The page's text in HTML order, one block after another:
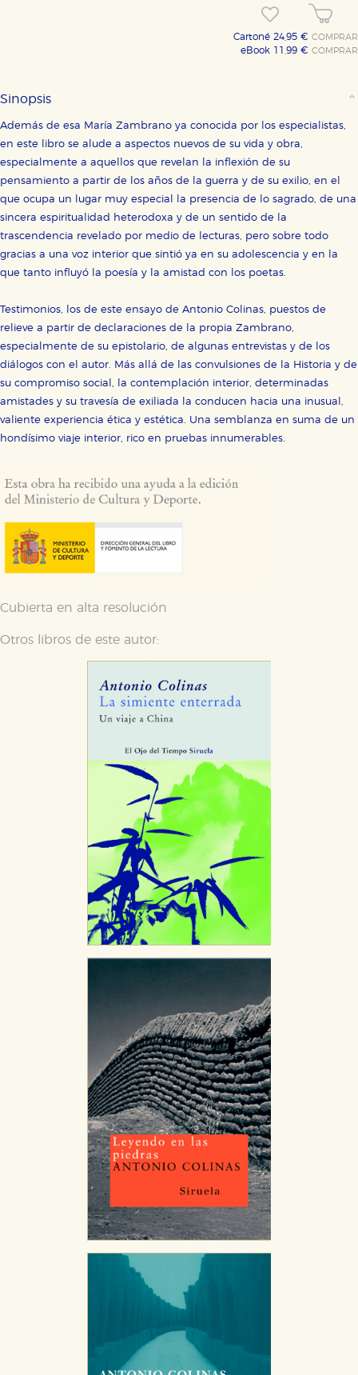
Cartoné 24,95 € COMPRAR
eBook 11,99 € COMPRAR
Sinopsis
Además de esa María Zambrano ya conocida por los especialistas,
en este libro se alude a aspectos nuevos de su vida y obra,
especialmente a aquellos que revelan la inflexión de su
pensamiento a partir de los años de la guerra y de su exilio, en el
que ocupa un lugar muy especial la presencia de lo sagrado, de una
sincera espiritualidad heterodoxa y de un sentido de la
trascendencia revelado por medio de lecturas, pero sobre todo
gracias a una voz interior que sintió ya en su adolescencia y en la
que tanto influyó la poesía y la amistad con los poetas.
Testimonios, los de este ensayo de Antonio Colinas, puestos de
relieve a partir de declaraciones de la propia Zambrano,
especialmente de su epistolario, de algunas entrevistas y de los
diálogos con el autor. Más allá de las convulsiones de la Historia y de
su compromiso social, la contemplación interior, determinadas
amistades y su travesía de exiliada la conducen hacia una inusual,
valiente experiencia ética y estética. Una semblanza en suma de un
hondísimo viaje interior, rico en pruebas innumerables.
Cubierta en alta resolución
Otros libros de este autor:
CONFIGURACIÓN DE COOKIES